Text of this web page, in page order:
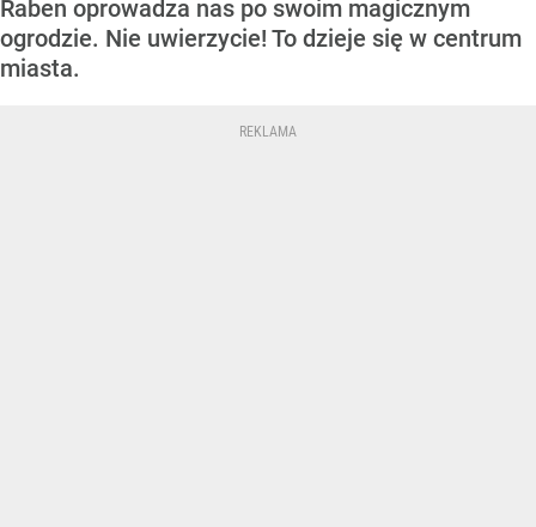
Raben oprowadza nas po swoim magicznym
ogrodzie. Nie uwierzycie! To dzieje się w centrum
miasta.